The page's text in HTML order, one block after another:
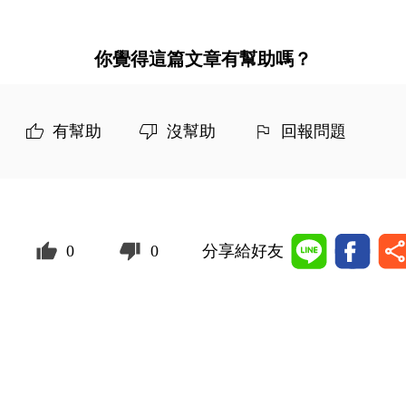
你覺得這篇文章有幫助嗎？
有幫助 沒幫助 回報問題
0 0 分享給好友